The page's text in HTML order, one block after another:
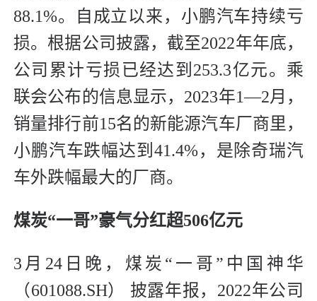
88.1%。自成立以来，小鹏汽车持续亏
损。根据公司披露，截至2022年年底，
公司累计亏损已经达到253.3亿元。乘
联会公布的信息显示，2023年1—2月，
销量排行前15名的新能源汽车厂商里，
小鹏汽车跌幅达到41.4%，是除奇瑞汽
车外跌幅最大的厂商。
煤炭“一哥”豪气分红超506亿元
3月24日晚，煤炭“一哥”中国神华
（601088.SH） 披露年报，2022年公司